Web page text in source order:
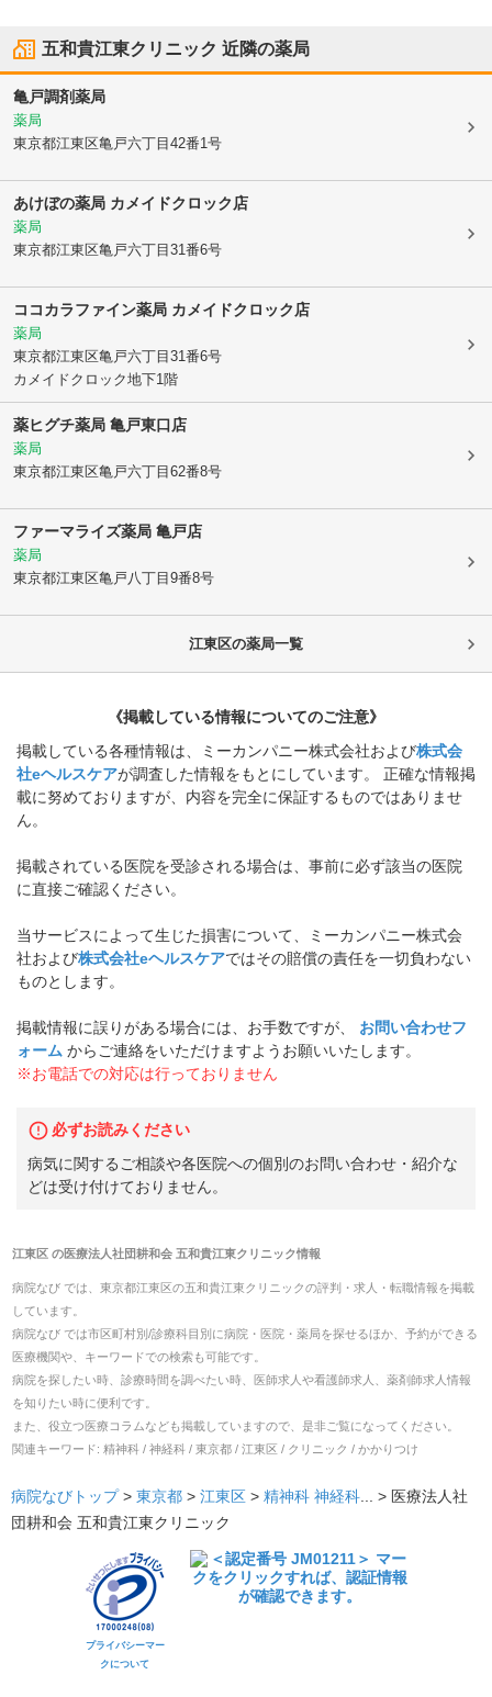
五和貴江東クリニック 近隣の薬局
亀戸調剤薬局
薬局
東京都江東区亀戸六丁目42番1号
あけぼの薬局 カメイドクロック店
薬局
東京都江東区亀戸六丁目31番6号
ココカラファイン薬局 カメイドクロック店
薬局
東京都江東区亀戸六丁目31番6号
カメイドクロック地下1階
薬ヒグチ薬局 亀戸東口店
薬局
東京都江東区亀戸六丁目62番8号
ファーマライズ薬局 亀戸店
薬局
東京都江東区亀戸八丁目9番8号
江東区の薬局一覧
《掲載している情報についてのご注意》
掲載している各種情報は、ミーカンパニー株式会社および株式会
社eヘルスケアが調査した情報をもとにしています。 正確な情報掲
載に努めておりますが、内容を完全に保証するものではありませ
ん。
掲載されている医院を受診される場合は、事前に必ず該当の医院
に直接ご確認ください。
当サービスによって生じた損害について、ミーカンパニー株式会
社および株式会社eヘルスケアではその賠償の責任を一切負わない
ものとします。
掲載情報に誤りがある場合には、お手数ですが、
お問い合わせフ
ォーム からご連絡をいただけますようお願いいたします。
※お電話での対応は行っておりません
必ずお読みください
病気に関するご相談や各医院への個別のお問い合わせ・紹介な
どは受け付けておりません。
江東区の医療法人社団耕和会 五和貴江東クリニック情報
病院なび では、 東京都江東区の五和貴江東クリニックの評判・求人・転職情報を掲載
しています。
病院なび では市区町村別/診療科目別に病院・医院・薬局を探せるほか、予約ができる
医療機関や、キーワードでの検索も可能です。
病院を探したい時、診療時間を調べたい時、医師求人や看護師求人、薬剤師求人情報
を知りたい時に便利です。
また、役立つ医療コラムなども掲載していますので、是非ご覧になってください。
関連キーワード: 精神科 / 神経科 / 東京都 / 江東区 / クリニック / かかりつけ
病院なびトップ > 東京都 > 江東区 > 精神科 神経科... > 医療法人社
団耕和会 五和貴江東クリニック
プライバシーマー
クについて